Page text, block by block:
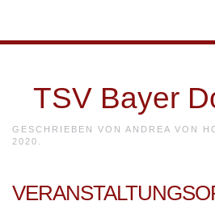
Skip to main content
TSV Bayer
GESCHRIEBEN VON ANDREA VON
2020